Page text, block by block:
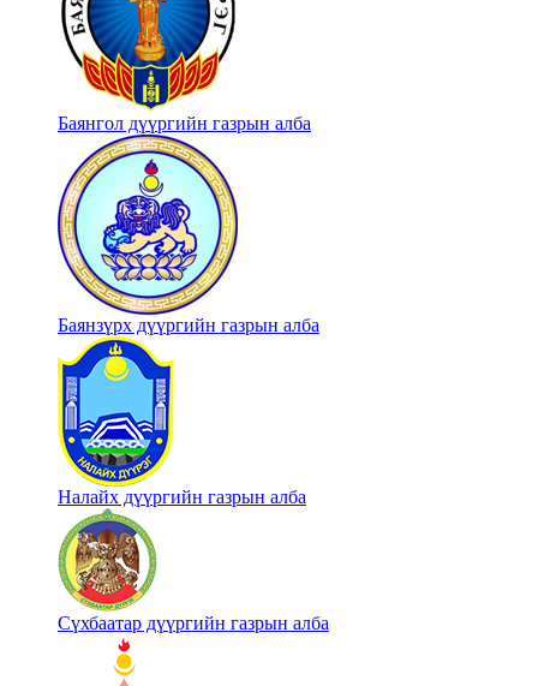
Баянгол дүүргийн газрын алба
Баянзүрх дүүргийн газрын алба
Налайх дүүргийн газрын алба
Сүхбаатар дүүргийн газрын алба